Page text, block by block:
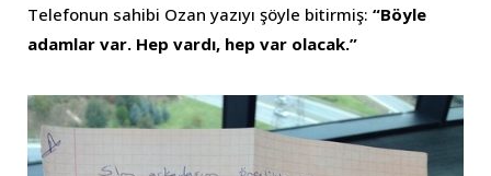
Telefonun sahibi Ozan yazıyı şöyle bitirmiş: “Böyle
adamlar var. Hep vardı, hep var olacak.”